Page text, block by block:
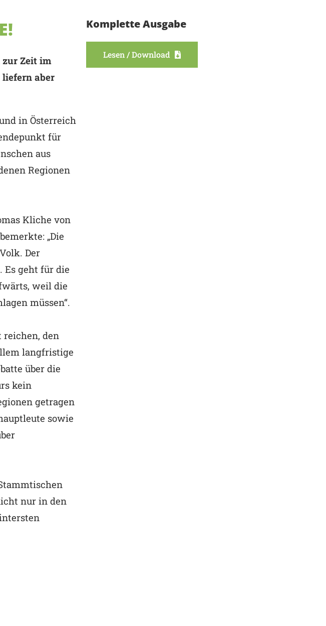
zur Zeit im
liefern aber
in Österreich
für
aus
Regionen
Kliche von
„Die
Der
Es geht für die
weil die
müssen“.
reichen, den
langfristige
über die
kein
getragen
sowie
nur in den
Komplette Ausgabe
Lesen / Download